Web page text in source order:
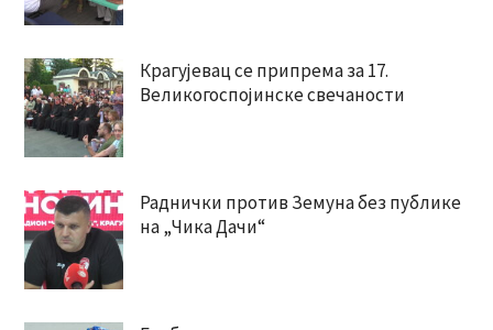
Крагујевац се припрема за 17.
Великогоспојинске свечаности
Раднички против Земуна без публике
на „Чика Дачи“